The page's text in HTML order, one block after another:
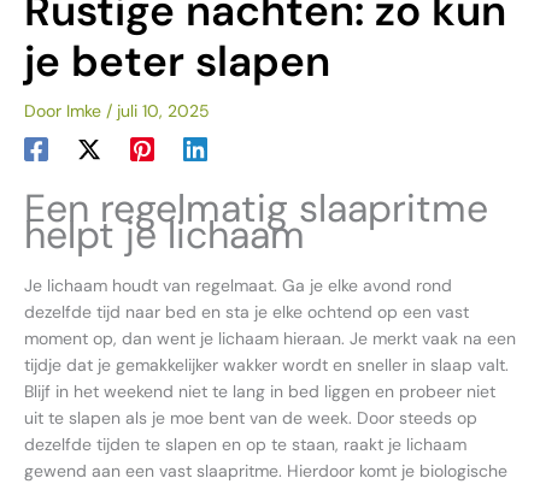
je beter slapen
Door Imke / juli 10, 2025
Een regelmatig slaapritme
helpt je lichaam
Je lichaam houdt van regelmaat. Ga je elke avond rond
dezelfde tijd naar bed en sta je elke ochtend op een vast
moment op, dan went je lichaam hieraan. Je merkt vaak na een
tijdje dat je gemakkelijker wakker wordt en sneller in slaap valt.
Blijf in het weekend niet te lang in bed liggen en probeer niet
uit te slapen als je moe bent van de week. Door steeds op
dezelfde tijden te slapen en op te staan, raakt je lichaam
gewend aan een vast slaapritme. Hierdoor komt je biologische